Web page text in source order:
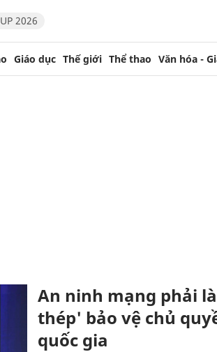
2026
Giáo dục Thế giới Thể thao Văn hóa -
An ninh mạng phải
thép' bảo vệ chủ
quốc gia